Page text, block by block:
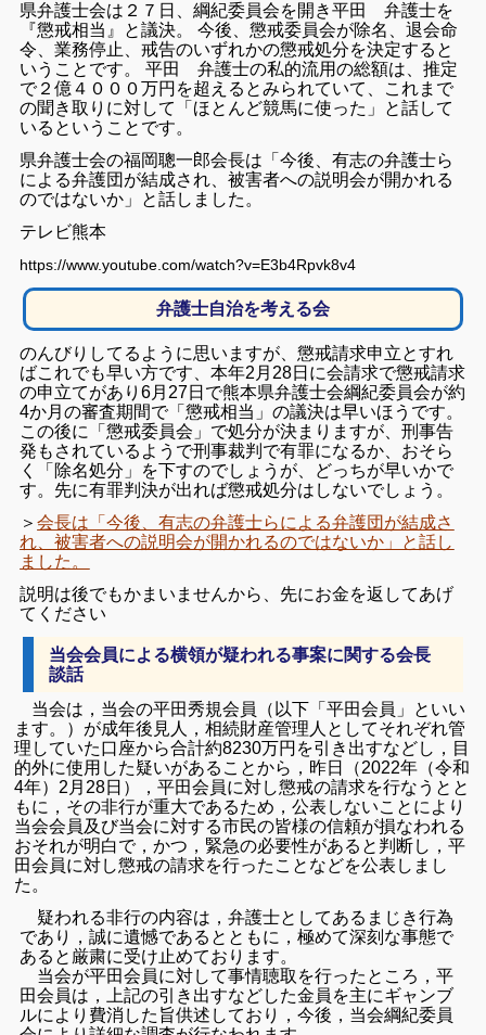
県弁護士会は２７日、綱紀委員会を開き平田 弁護士を
『懲戒相当』と議決。 今後、懲戒委員会が除名、退会命
令、業務停止、戒告のいずれかの懲戒処分を決定すると
いうことです。 平田 弁護士の私的流用の総額は、推定
で２億４０００万円を超えるとみられていて、これまで
の聞き取りに対して「ほとんど競馬に使った」と話して
いるということです。
県弁護士会の福岡聰一郎会長は「今後、有志の弁護士ら
による弁護団が結成され、被害者への説明会が開かれる
のではないか」と話しました。
テレビ熊本
https://www.youtube.com/watch?v=E3b4Rpvk8v4
弁護士自治を考える会
のんびりしてるように思いますが、懲戒請求申立とすれ
ばこれでも早い方です、本年2月28日に会請求で懲戒請求
の申立てがあり6月27日で熊本県弁護士会綱紀委員会が約
4か月の審査期間で「懲戒相当」の議決は早いほうです。
この後に「懲戒委員会」で処分が決まりますが、刑事告
発もされているようで刑事裁判で有罪になるか、おそら
く「除名処分」を下すのでしょうが、どっちが早いかで
す。先に有罪判決が出れば懲戒処分はしないでしょう。
＞会長は「今後、有志の弁護士らによる弁護団が結成さ
れ、被害者への説明会が開かれるのではないか」と話し
ました。
説明は後でもかまいませんから、先にお金を返してあげ
てください
当会会員による横領が疑われる事案に関する会長
談話
当会は，当会の平田秀規会員（以下「平田会員」といい
ます。）が成年後見人，相続財産管理人としてそれぞれ管
理していた口座から合計約8230万円を引き出すなどし，目
的外に使用した疑いがあることから，昨日（2022年（令和
4年）2月28日），平田会員に対し懲戒の請求を行なうとと
もに，その非行が重大であるため，公表しないことにより
当会会員及び当会に対する市民の皆様の信頼が損なわれる
おそれが明白で，かつ，緊急の必要性があると判断し，平
田会員に対し懲戒の請求を行ったことなどを公表しまし
た。
疑われる非行の内容は，弁護士としてあるまじき行為
であり，誠に遺憾であるとともに，極めて深刻な事態で
あると厳粛に受け止めております。
当会が平田会員に対して事情聴取を行ったところ，平
田会員は，上記の引き出すなどした金員を主にギャンブ
ルにより費消した旨供述しており，今後，当会綱紀委員